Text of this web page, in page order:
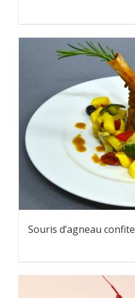
Souris d’agneau confite